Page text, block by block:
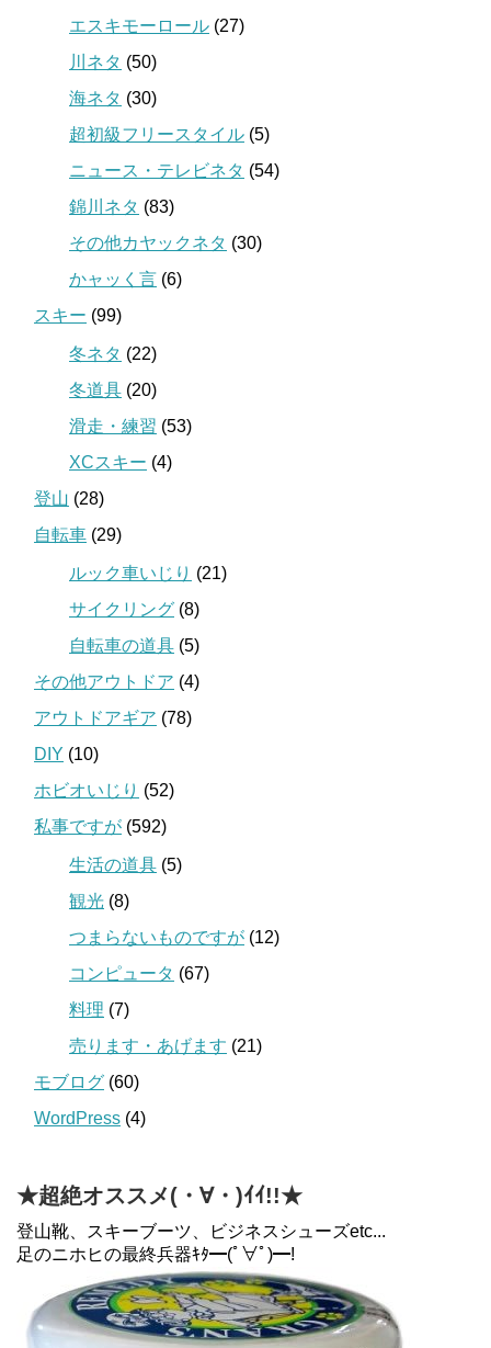
エスキモーロール (27)
川ネタ (50)
海ネタ (30)
超初級フリースタイル (5)
ニュース・テレビネタ (54)
錦川ネタ (83)
その他カヤックネタ (30)
かャッく言 (6)
スキー (99)
冬ネタ (22)
冬道具 (20)
滑走・練習 (53)
XCスキー (4)
登山 (28)
自転車 (29)
ルック車いじり (21)
サイクリング (8)
自転車の道具 (5)
その他アウトドア (4)
アウトドアギア (78)
DIY (10)
ホビオいじり (52)
私事ですが (592)
生活の道具 (5)
観光 (8)
つまらないものですが (12)
コンピュータ (67)
料理 (7)
売ります・あげます (21)
モブログ (60)
WordPress (4)
★超絶オススメ(・∀・)ｲｲ!!★
登山靴、スキーブーツ、ビジネスシューズetc...
足のニホヒの最終兵器ｷﾀ━(ﾟ∀ﾟ)━!